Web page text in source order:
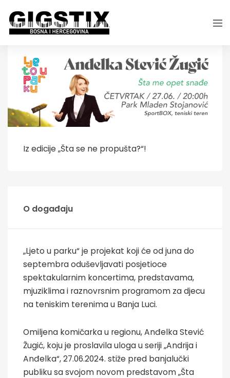
Iz edicije „Šta se ne propušta?“!
O događaju
„Ljeto u parku“ je projekat koji će od juna do
septembra oduševljavati posjetioce
spektakularnim koncertima, predstavama,
mjuziklima i raznovrsnim programom za djecu
na teniskim terenima u Banja Luci.
Omiljena komičarka u regionu, Anđelka Stević
Žugić, koju je proslavila uloga u seriji „Andrija i
Anđelka“, 27.06.2024. stiže pred banjalučki
publiku sa svojom novom predstavom „Šta